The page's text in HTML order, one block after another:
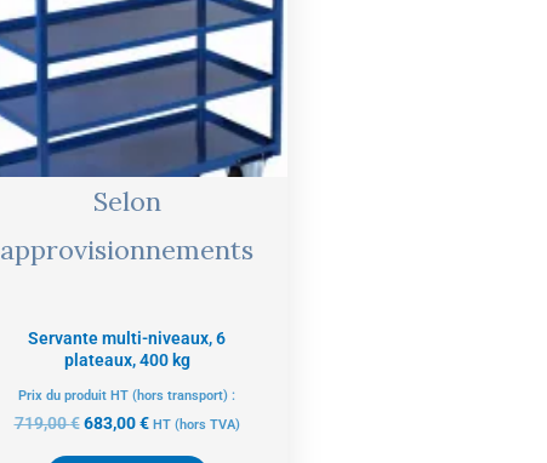
Selon
approvisionnements
Servante multi-niveaux, 6
plateaux, 400 kg
Prix du produit HT (hors transport) :
719,00€ 683,00€ HT (hors TVA)